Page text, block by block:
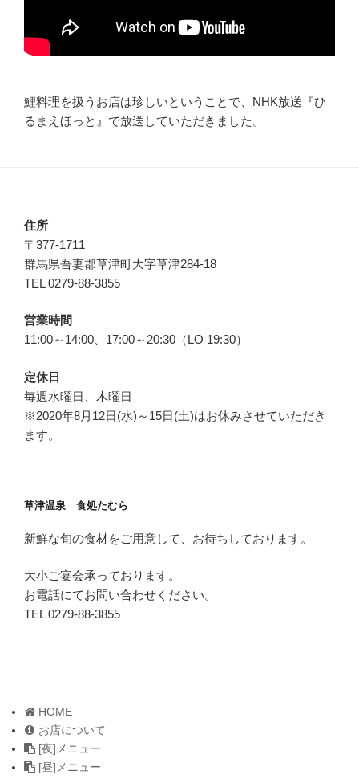
鯉料理を扱うお店は珍しいということで、NHK放送『ひ
るまえほっと』で放送していただきました。
住所
〒377-1711
群馬県吾妻郡草津町大字草津284-18
TEL 0279-88-3855
営業時間
11:00～14:00、17:00～20:30（LO 19:30）
定休日
毎週水曜日、木曜日
※2020年8月12日(水)～15日(土)はお休みさせていただき
ます。
草津温泉 食処たむら
新鮮な旬の食材をご用意して、お待ちしております。
大小ご宴会承っております。
お電話にてお問い合わせください。
TEL 0279-88-3855
HOME
お店について
[夜]メニュー
[昼]メニュー